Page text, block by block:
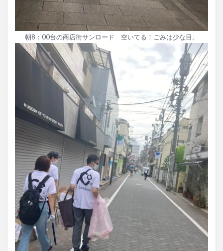
朝8：00台の商店街サンロード 空いてる！ごみは少な目。